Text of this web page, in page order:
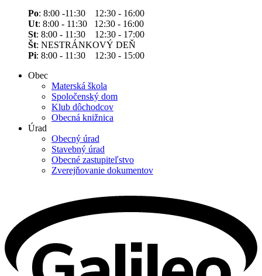
Po: 8:00 -11:30 12:30 - 16:00
Ut: 8:00 - 11:30 12:30 - 16:00
St: 8:00 - 11:30 12:30 - 17:00
Št: NESTRÁNKOVÝ DEŇ
Pi: 8:00 - 11:30 12:30 - 15:00
Obec
Materská škola
Spoločenský dom
Klub dôchodcov
Obecná knižnica
Úrad
Obecný úrad
Stavebný úrad
Obecné zastupiteľstvo
Zverejňovanie dokumentov